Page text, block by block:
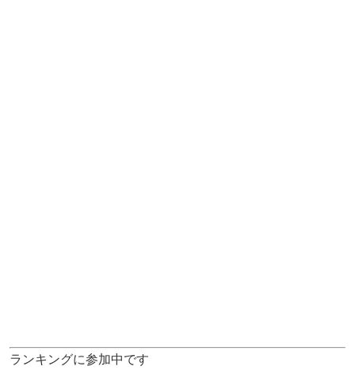
ランキングに参加中です